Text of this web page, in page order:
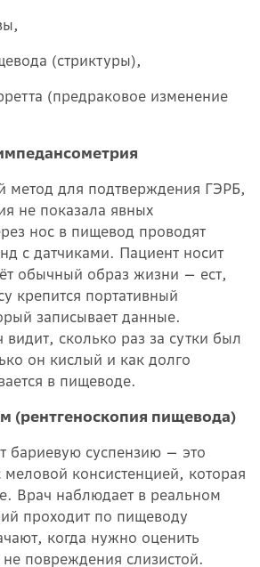
(стриктуры),
(предраковое изменение
метод для подтверждения ГЭРБ,
не показала явных
нос в пищевод проводят
с датчиками. Пациент носит
обычный образ жизни — ест,
крепится портативный
записывает данные.
видит, сколько раз за сутки был
он кислый и как долго
в пищеводе.
(рентгеноскопия пищевода)
бариевую суспензию — это
меловой консистенцией, которая
Врач наблюдает в реальном
проходит по пищеводу
когда нужно оценить
повреждения слизистой.